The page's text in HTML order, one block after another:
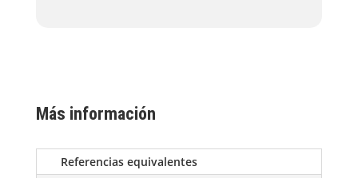
Más información
Referencias equivalentes